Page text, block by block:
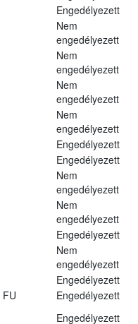
Engedélyezett
Nem
engedélyezett
Nem
engedélyezett
Nem
engedélyezett
Nem
engedélyezett
Engedélyezett
Engedélyezett
Nem
engedélyezett
Nem
engedélyezett
Engedélyezett
Nem
engedélyezett
Engedélyezett
FU
Engedélyezett
Engedélyezett